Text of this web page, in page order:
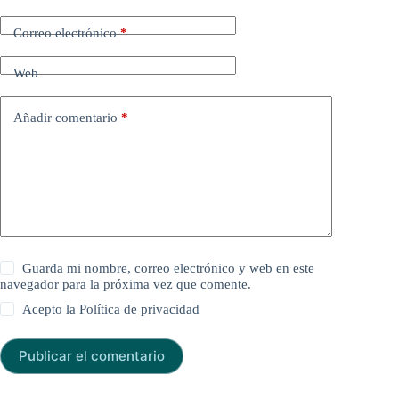
Correo electrónico*
Web
Añadir comentario *
Guarda mi nombre, correo electrónico y web en este
navegador para la próxima vez que comente.
Acepto laPolítica de privacidad
Publicar el comentario